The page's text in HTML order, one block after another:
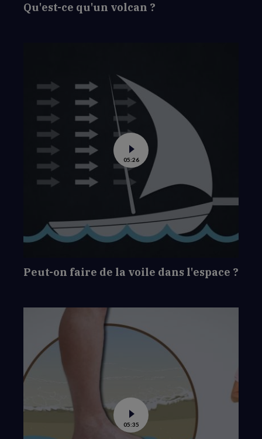
Qu'est-ce qu'un volcan ?
Voir
la
vidéo
Peut-
on
faire
de
la
voile
dans
l'espace
05:26
Peut-on faire de la voile dans l'espace ?
Voir
la
vidéo
05:35